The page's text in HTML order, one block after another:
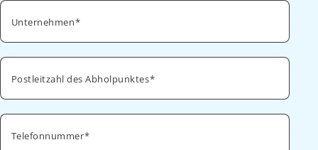
Unternehmen
Postleitzahl des Abholpunktes
Telefonnummer